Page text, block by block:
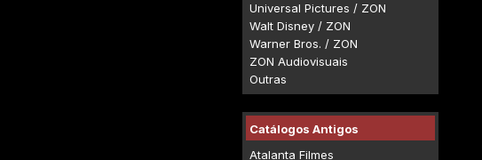
Universal Pictures / ZON
Walt Disney / ZON
Warner Bros. / ZON
ZON Audiovisuais
Outras
Catálogos Antigos
Atalanta Filmes